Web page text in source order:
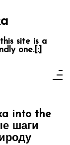
site is a
one.[:]
into the
шаги